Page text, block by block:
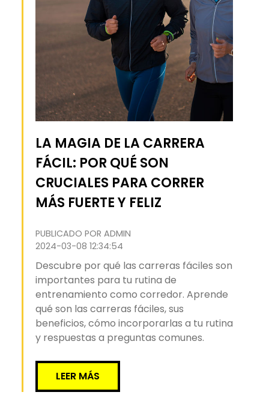
LA MAGIA DE LA CARRERA
FÁCIL: POR QUÉ SON
CRUCIALES PARA CORRER
MÁS FUERTE Y FELIZ
PUBLICADO POR ADMIN
2024-03-08 12:34:54
Descubre por qué las carreras fáciles son
importantes para tu rutina de
entrenamiento como corredor. Aprende
qué son las carreras fáciles, sus
beneficios, cómo incorporarlas a tu rutina
y respuestas a preguntas comunes.
LEER MÁS